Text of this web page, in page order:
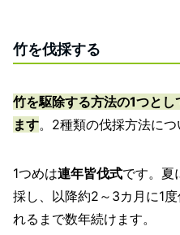
竹を伐採する
竹を駆除する方法の1つと
ます。2種類の伐採方法につ
1つめは連年皆伐式です。夏
採し、以降約2～3カ月に1
れるまで数年続けます。